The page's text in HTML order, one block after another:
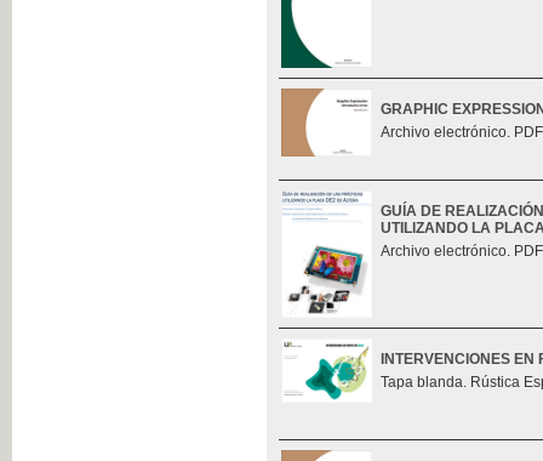
GRAPHIC
Archivo electrónico.
GUÍA DE
UTILIZANDO LA
Archivo electrónico.
INTERVENCIONES
Tapa blanda. Rústica